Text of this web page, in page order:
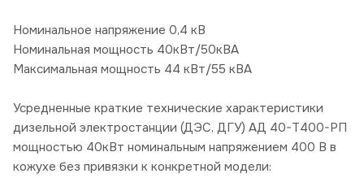
Номинальное напряжение 0,4 кВ
Номинальная мощность 40кВт/50кВА
Максимальная мощность 44 кВт/55 кВА
Усредненные краткие технические характеристики
дизельной электростанции (ДЭС, ДГУ) АД 40-Т400-РП
мощностью 40кВт номинальным напряжением 400 В в
кожухе без привязки к конкретной модели: